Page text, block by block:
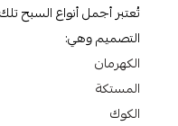
تُعتبر أجمل أنواع السبح تلك
التصميم وهي:
الكهرمان
المستكة
الكوك